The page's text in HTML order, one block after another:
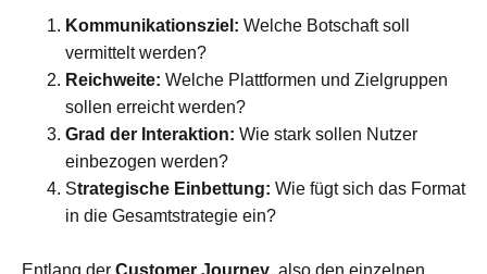
Kommunikationsziel: Welche Botschaft soll
vermittelt werden?
Reichweite: Welche Plattformen und Zielgruppen
sollen erreicht werden?
Grad der Interaktion: Wie stark sollen Nutzer
einbezogen werden?
Strategische Einbettung: Wie fügt sich das Format
in die Gesamtstrategie ein?
Entlang der Customer Journey, also den einzelnen